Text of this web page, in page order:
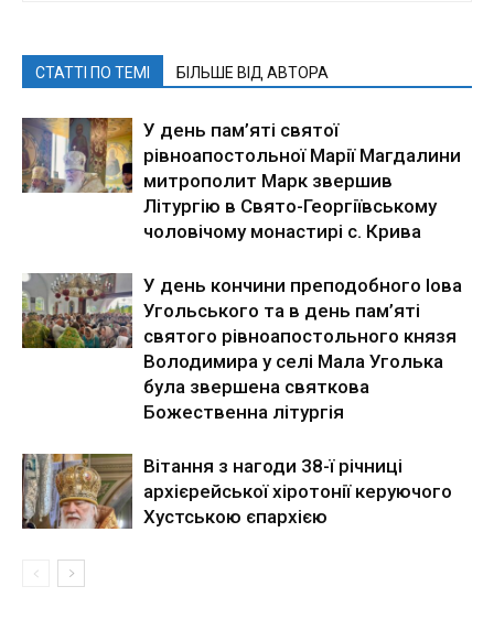
СТАТТІ ПО ТЕМІ БІЛЬШЕ ВІД АВТОРА
У день пам’яті святої
рівноапостольної Марії Магдалини
митрополит Марк звершив
Літургію в Свято-Георгіївському
чоловічому монастирі с. Крива
У день кончини преподобного Іова
Угольського та в день пам’яті
святого рівноапостольного князя
Володимира у селі Мала Уголька
була звершена святкова
Божественна літургія
Вітання з нагоди 38-ї річниці
архієрейської хіротонії керуючого
Хустською єпархією